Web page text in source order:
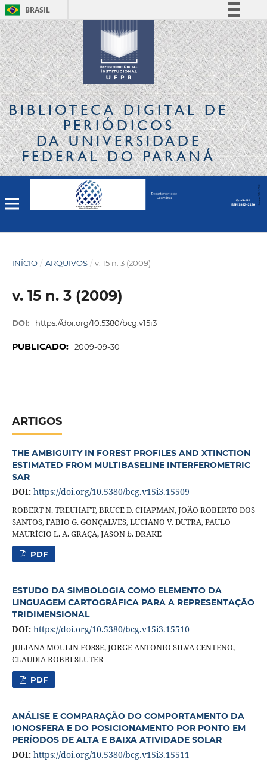
BRASIL
Simplifique!
Comunica BR
Participe
Acesso à informação
Legislação
Canais
BIBLIOTECA DIGITALDE
PERIÓDICOS
DA UNIVERSIDADE
FEDERAL DO PARANÁ
INÍCIO / ARQUIVOS / v. 15 n. 3 (2009)
v. 15 n. 3 (2009)
DOI: https://doi.org/10.5380/bcg.v15i3
PUBLICADO: 2009-09-30
ARTIGOS
THE AMBIGUITY IN FOREST PROFILES AND XTINCTION
ESTIMATED FROM MULTIBASELINE INTERFEROMETRIC
SAR
DOI: https://doi.org/10.5380/bcg.v15i3.15509
ROBERT N. TREUHAFT, BRUCE D. CHAPMAN, JOÃO ROBERTO DOS
SANTOS, FABIO G. GONÇALVES, LUCIANO V. DUTRA, PAULO
MAURÍCIO L. A. GRAÇA, JASON b. DRAKE
PDF
ESTUDO DA SIMBOLOGIA COMO ELEMENTO DA
LINGUAGEM CARTOGRÁFICA PARA A REPRESENTAÇÃO
TRIDIMENSIONAL
DOI: https://doi.org/10.5380/bcg.v15i3.15510
JULIANA MOULIN FOSSE, JORGE ANTONIO SILVA CENTENO,
CLAUDIA ROBBI SLUTER
PDF
ANÁLISE E COMPARAÇÃO DO COMPORTAMENTO DA
IONOSFERA E DO POSICIONAMENTO POR PONTO EM
PERÍODOS DE ALTA E BAIXA ATIVIDADE SOLAR
DOI: https://doi.org/10.5380/bcg.v15i3.15511